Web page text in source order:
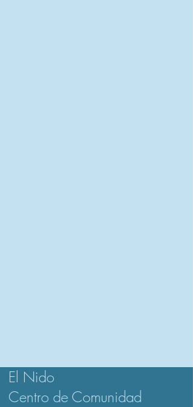
El Nido
Centro de Comunidad